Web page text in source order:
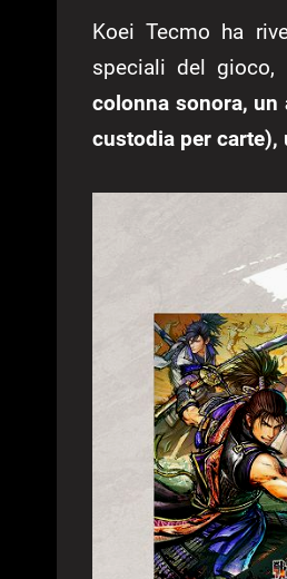
Koei Tecmo ha
speciali del gioco,
colonna sonora,
custodia per carte),